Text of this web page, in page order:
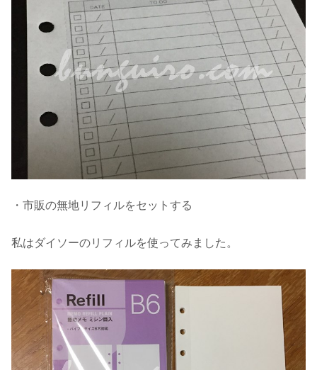
・ 市販の無地リフィルをセットする
私はダイソーのリフィルを使ってみました。